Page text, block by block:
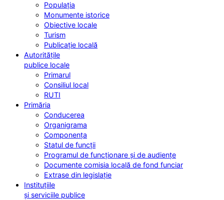
Populația
Monumente istorice
Obiective locale
Turism
Publicație locală
Autoritățile
publice locale
Primarul
Consiliul local
RUTI
Primăria
Conducerea
Organigrama
Componența
Statul de funcții
Programul de funcționare și de audiențe
Documente comisia locală de fond funciar
Extrase din legislație
Instituțiile
și serviciile publice